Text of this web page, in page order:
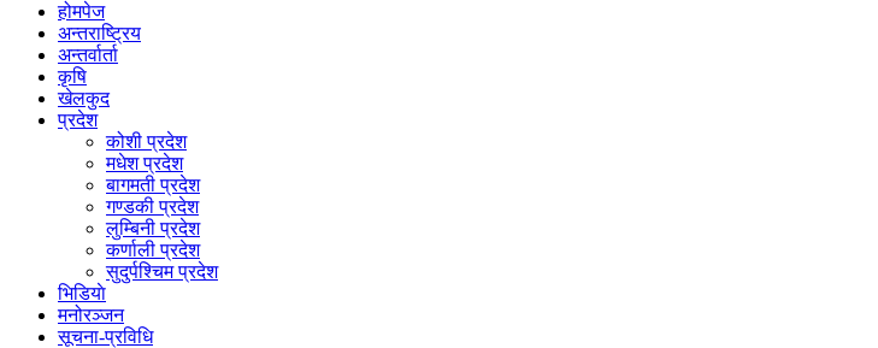
होमपेज
अन्तराष्ट्रिय
अन्तर्वार्ता
कृषि
खेलकुद
प्रदेश
कोशी प्रदेश
मधेश प्रदेश
बागमती प्रदेश
गण्डकी प्रदेश
लुम्बिनी प्रदेश
कर्णाली प्रदेश
सुदुर्पश्चिम प्रदेश
भिडियाे
मनोरञ्जन
सूचना-प्रविधि